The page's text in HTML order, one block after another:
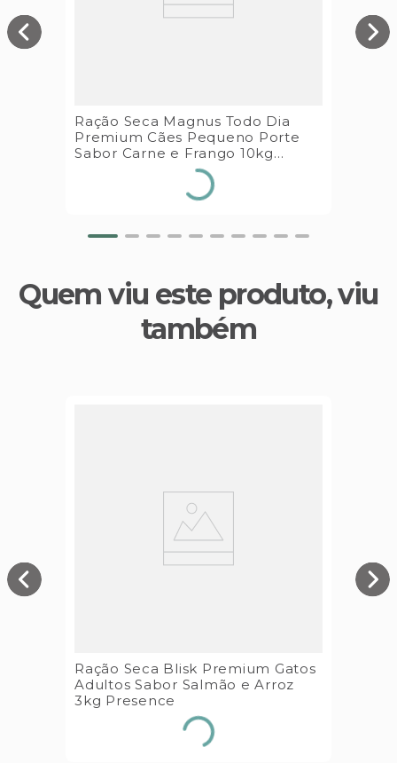
Ração Seca Magnus Todo Dia
Premium Cães Pequeno Porte
Sabor Carne e Frango 10kg
Quem viu este produto, viu
também
Ração Seca Blisk Premium Gatos
Adultos Sabor Salmão e Arroz
3kg Presence